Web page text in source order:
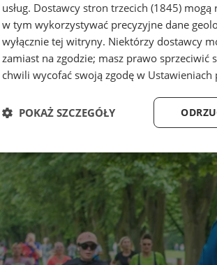
usług. Dostawcy stron trzecich (1845) mogą
w tym wykorzystywać precyzyjne dane
wyłącznie tej witryny. Niektórzy dostawcy
zamiast na zgodzie; masz prawo sprzeciwić
chwili wycofać swoją zgodę w
POKAŻ SZCZEGÓŁY
Niezbędne Wydajność
Niezbędne Wydajność